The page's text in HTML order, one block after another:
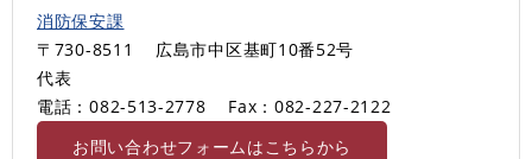
消防保安課
〒730-8511
広島市中区基町10番52号
代表
電話：082-513-2778
Fax：082-227-2122
お問い合わせフォームはこちらから